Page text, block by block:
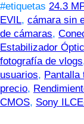
#etiquetas 24.3 MP
EVIL, cámara sin
de cámaras,
Estabilizador
fotografía de vlogs
usuarios, Pantalla
precio,
CMOS, Sony